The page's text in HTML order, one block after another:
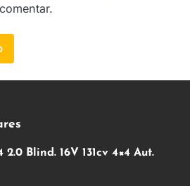
Blind. 16V 131cv 4×4 Aut.